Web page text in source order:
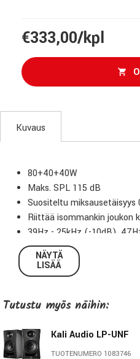
€333,00/kpl
Kuvaus
80+40+40W
Maks. SPL 115 dB
Suositeltu miksausetäisyys
Riittää isommankin joukon
39Hz - 25kHz (-10dB),
8 valmista asentoasetusta
leikkaus/korostus DIP-
RCA, TRS, XLR -sisääntulo
materiaalia kalvoissa,
3dB
NÄYTÄ
LISÄÄ
Tutustu myös näihin:
Kali Audio LP-UNF
TUOTENUMERO 1083746